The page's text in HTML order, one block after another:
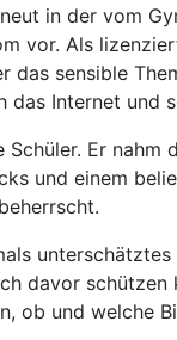
in der vom
vor. Als
sensible
das Internet
Er
und einem
davor
ob und welche